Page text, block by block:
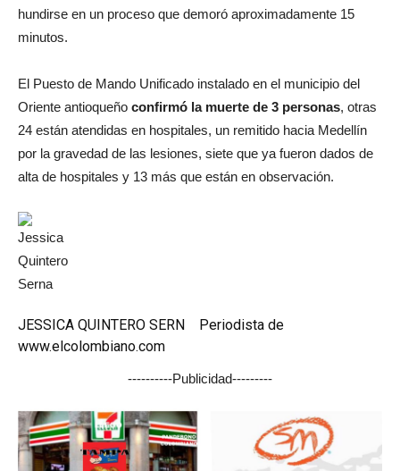
hundirse en un proceso que demoró aproximadamente 15
minutos.
El Puesto de Mando Unificado instalado en el municipio del
Oriente antioqueño confirmó la muerte de 3 personas, otras
24 están atendidas en hospitales, un remitido hacia Medellín
por la gravedad de las lesiones, siete que ya fueron dados de
alta de hospitales y 13 más que están en observación.
JESSICA QUINTERO SERN Periodista de
www.elcolombiano.com
----------Publicidad---------